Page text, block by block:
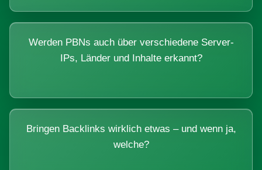
Werden PBNs auch über verschiedene Server-
IPs, Länder und Inhalte erkannt?
Bringen Backlinks wirklich etwas – und wenn ja,
welche?